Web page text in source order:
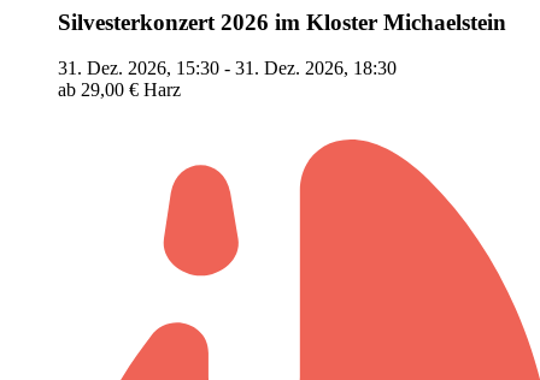
Silvesterkonzert 2026 im Kloster Michaelstein
31. Dez. 2026, 15:30 - 31. Dez. 2026, 18:30
ab 29,00 € Harz